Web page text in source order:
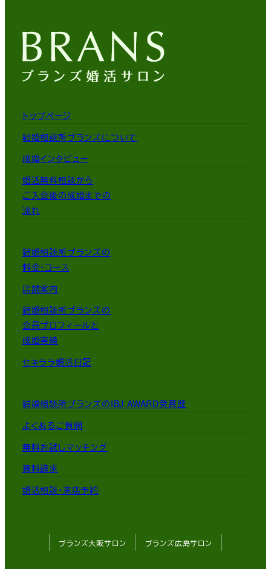
トップページ
結婚相談所ブランズについて
成婚インタビュー
婚活無料相談から
ご入会後の成婚までの
流れ
結婚相談所ブランズの
料金・コース
店舗案内
結婚相談所ブランズの
会員プロフィールと
成婚実績
セキララ婚活日記
結婚相談所ブランズのIBJ AWARD受賞歴
よくあるご質問
無料お試しマッチング
資料請求
婚活相談・来店予約
ブランズ大阪サロン ブランズ広島サロン